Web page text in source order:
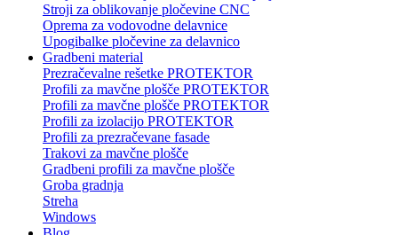
Stroji za oblikovanje pločevine CNC
Oprema za vodovodne delavnice
Upogibalke pločevine za delavnico
Gradbeni material
Prezračevalne rešetke PROTEKTOR
Profili za mavčne plošče PROTEKTOR
Profili za mavčne plošče PROTEKTOR
Profili za izolacijo PROTEKTOR
Profili za prezračevane fasade
Trakovi za mavčne plošče
Gradbeni profili za mavčne plošče
Groba gradnja
Streha
Windows